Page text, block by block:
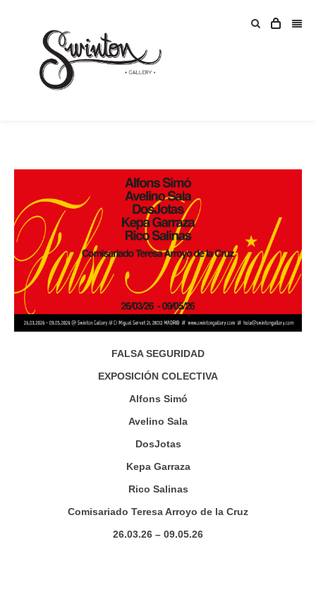
FALSA SEGURIDAD
EXPOSICIÓN COLECTIVA
Alfons Simó
Avelino Sala
DosJotas
Kepa Garraza
Rico Salinas
Comisariado Teresa Arroyo de la Cruz
26.03.26 – 09.05.26